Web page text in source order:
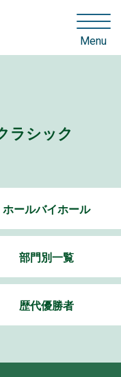
Menu
ラシック
ホールバイホール
部門別一覧
歴代優勝者